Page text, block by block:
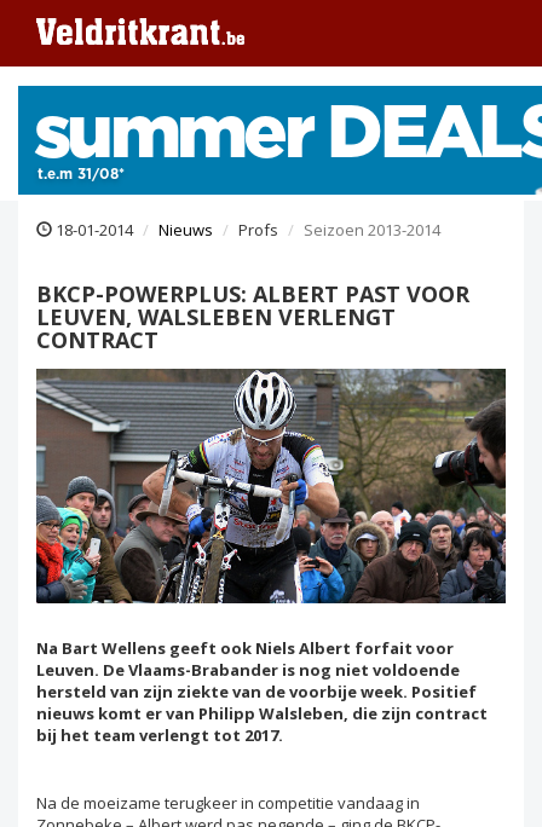
18-01-2014 Nieuws Profs Seizoen 2013-2014
BKCP-POWERPLUS: ALBERT PAST VOOR
LEUVEN, WALSLEBEN VERLENGT
CONTRACT
Na Bart Wellens geeft ook Niels Albert forfait voor
Leuven. De Vlaams-Brabander is nog niet voldoende
hersteld van zijn ziekte van de voorbije week. Positief
nieuws komt er van Philipp Walsleben, die zijn contract
bij het team verlengt tot 2017.
Na de moeizame terugkeer in competitie vandaag in